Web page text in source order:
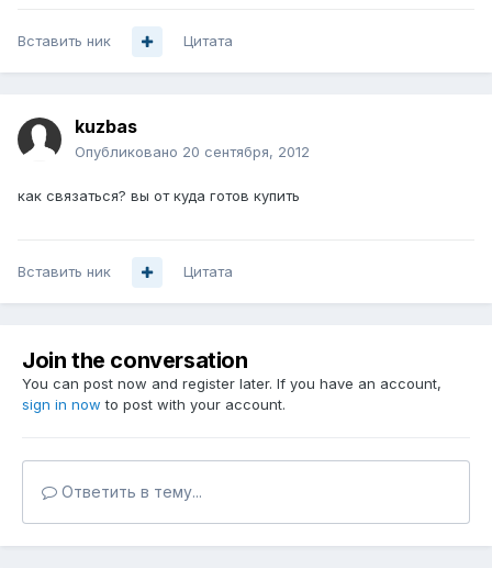
Вставить ник Цитата
kuzbas
Опубликовано 20 сентября, 2012
как связаться? вы от куда готов купить
Вставить ник Цитата
Join the conversation
You can post now and register later. If you have an account,
sign in now to post with your account.
Ответить в тему...